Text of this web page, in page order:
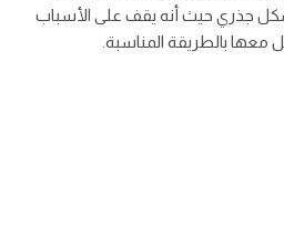
جذري حيث أنه يقف على الأسباب
معها بالطريقة المناسبة.